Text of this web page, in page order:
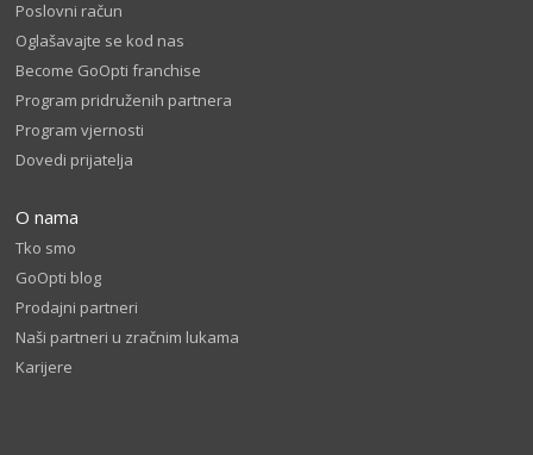
Poslovni račun
Oglašavajte se kod nas
Become GoOpti franchise
Program pridruženih partnera
Program vjernosti
Dovedi prijatelja
O nama
Tko smo
GoOpti blog
Prodajni partneri
Naši partneri u zračnim lukama
Karijere